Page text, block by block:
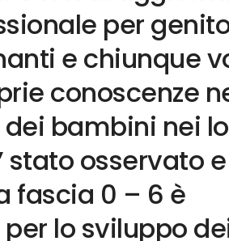
per
e chiunque
conoscenze
bambini nei
stato osservato e
fascia 0 – 6 è
lo sviluppo